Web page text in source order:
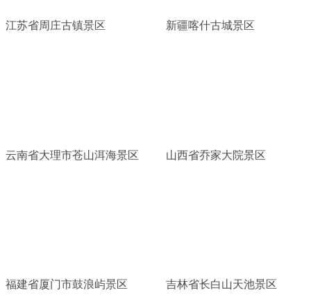
江苏省周庄古镇景区 新疆喀什古城景区
云南省大理市苍山洱海景区 山西省乔家大院景区
福建省厦门市鼓浪屿景区 吉林省长白山天池景区